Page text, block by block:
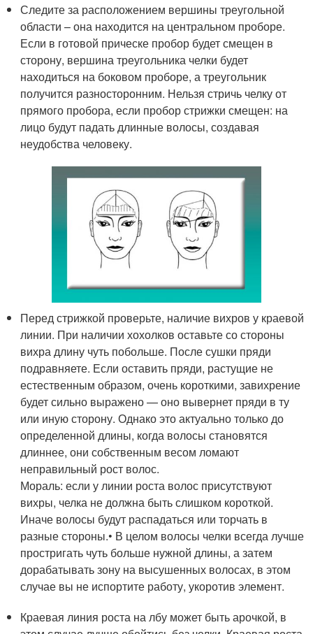
Следите за расположением вершины треугольной
области – она находится на центральном проборе.
Если в готовой прическе пробор будет смещен в
сторону, вершина треугольника челки будет
находиться на боковом проборе, а треугольник
получится разносторонним. Нельзя стричь челку от
прямого пробора, если пробор стрижки смещен: на
лицо будут падать длинные волосы, создавая
неудобства человеку.
Перед стрижкой проверьте, наличие вихров у краевой
линии. При наличии хохолков оставьте со стороны
вихра длину чуть побольше. После сушки пряди
подравняете. Если оставить пряди, растущие не
естественным образом, очень короткими, завихрение
будет сильно выражено — оно вывернет пряди в ту
или иную сторону. Однако это актуально только до
определенной длины, когда волосы становятся
длиннее, они собственным весом ломают
неправильный рост волос.
Мораль: если у линии роста волос присутствуют
вихры, челка не должна быть слишком короткой.
Иначе волосы будут распадаться или торчать в
разные стороны.• В целом волосы челки всегда лучше
простригать чуть больше нужной длины, а затем
дорабатывать зону на высушенных волосах, в этом
случае вы не испортите работу, укоротив элемент.
Краевая линия роста на лбу может быть арочкой, в